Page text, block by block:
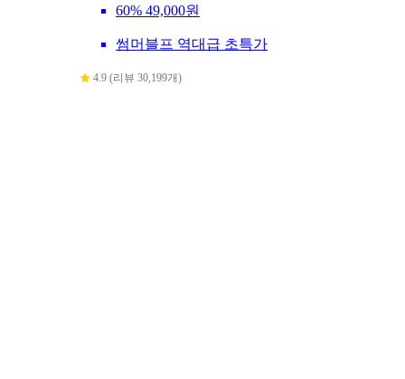
60% 49,000원
썸머블프 역대급 초특가
4.9 (리뷰 30,199개)